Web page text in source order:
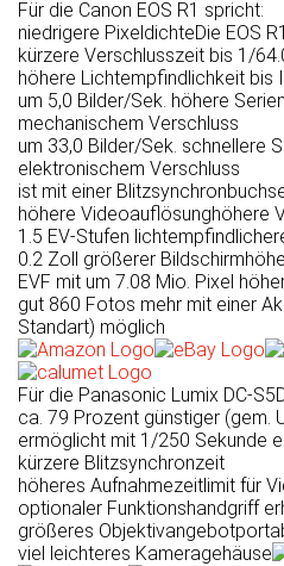
Für die Canon EOS R1 spricht:
niedrigere Pixeldichte
kürzere Verschlusszeit bis 1/
höhere Lichtempfindlichkeit bis
um 5,0 Bilder/Sek. höhere
mechanischem Verschluss
um 33,0 Bilder/Sek. schnellere
elektronischem Verschluss
ist mit einer
höhere Videoauflösunghöhere
1.5 EV-Stufen
0.2 Zoll größerer Bildschirm
EVF mit um 7.08 Mio. Pixel
gut 860 Fotos mehr mit einer
Standart) möglich
Die EOS
Für die Panasonic Lumix DC-
ca. 79 Prozent günstiger (gem.
ermöglicht mit 1/250 Sekunde
kürzere Blitz­synchron­zeit
höheres Aufnahmezeitlimit für
optionaler Funktionshandgriff
größeres Objektivangebot
viel leichteres Kameragehäuse